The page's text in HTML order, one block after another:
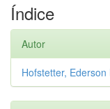
Índice
Autor
Hofstetter, Ederson